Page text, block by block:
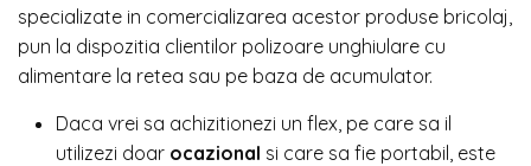
specializate in comercializarea acestor produse bricolaj,
pun la dispozitia clientilor polizoare unghiulare cu
alimentare la retea sau pe baza de acumulator.
Daca vrei sa achizitionezi un flex, pe care sa il
utilizezi doar ocazional si care sa fie portabil, este